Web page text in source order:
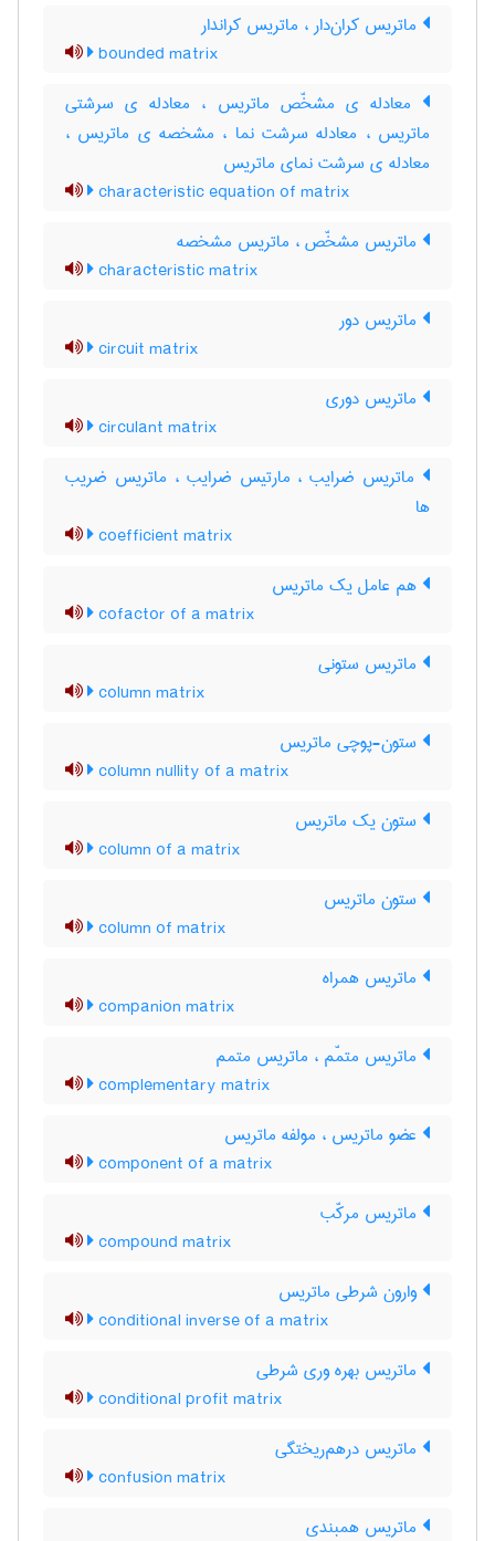
ماتریس کران‌دار ، ماتریس کراندار
bounded matrix
معادله ی مشخّص ماتریس ، معادله ی سرشتی
ماتریس ، معادله سرشت نما ، مشخصه ی ماتریس ،
معادله ی سرشت نمای ماتریس
characteristic equation of matrix
ماتریس مشخّص ، ماتریس مشخصه
characteristic matrix
ماتریس دور
circuit matrix
ماتریس دوری
circulant matrix
ماتریس ضرایب ، مارتیس ضرایب ، ماتریس ضریب
ها
coefficient matrix
هم عامل یک ماتریس
cofactor of a matrix
ماتریس ستونی
column matrix
ستون-پوچی ماتریس
column nullity of a matrix
ستون یک ماتریس
column of a matrix
ستون ماتریس
column of matrix
ماتریس همراه
companion matrix
ماتریس متمّم ، ماتریس متمم
complementary matrix
عضو ماتریس ، مولفه ماتریس
component of a matrix
ماتریس مرکّب
compound matrix
وارون شرطی ماتریس
conditional inverse of a matrix
ماتریس بهره وری شرطی
conditional profit matrix
ماتریس درهم‌ریختگی
confusion matrix
ماتریس همبندی